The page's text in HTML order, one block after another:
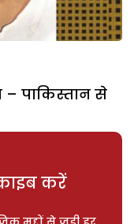
– पाकिस्तान से
करें